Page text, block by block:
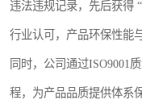
违法违规记录，先后获得
行业认可，产品环保性能
同时，公司通过ISO9001
程，为产品品质提供体系